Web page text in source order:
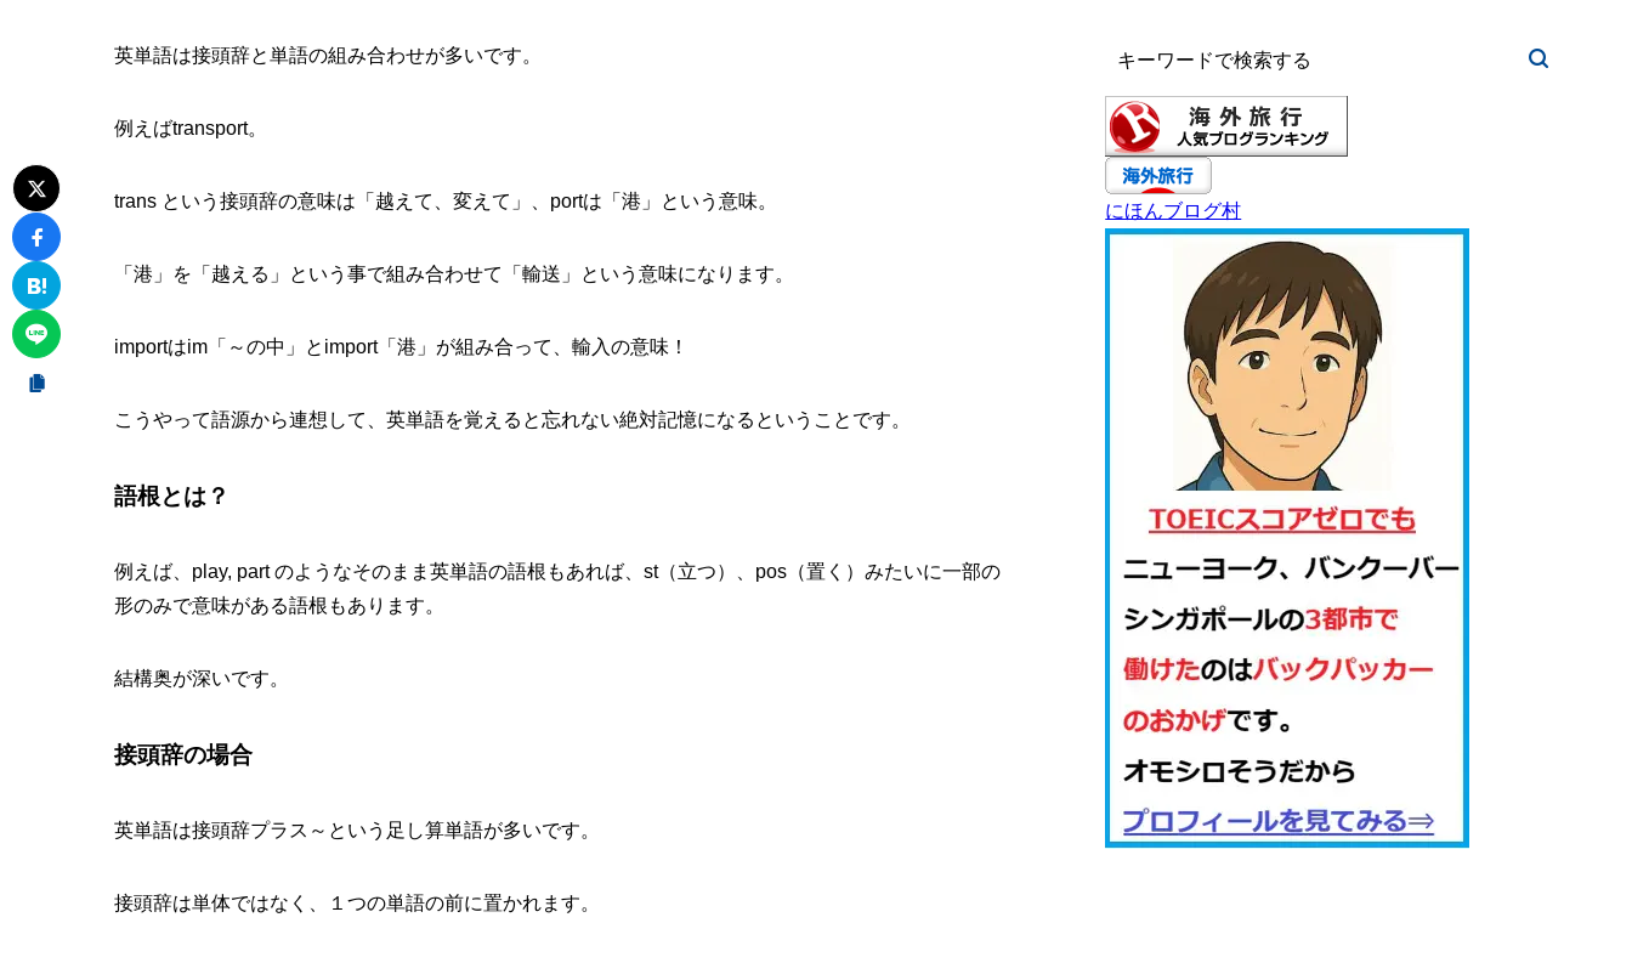
英単語は接頭辞と単語の組み合わせが多いです。
例えばtransport。
trans という接頭辞の意味は「越えて、変えて」、portは「港」という意味。
「港」を「越える」という事で組み合わせて「輸送」という意味になります。
importはim「～の中」とimport「港」が組み合って、輸入の意味！
こうやって語源から連想して、英単語を覚えると忘れない絶対記憶になるということです。
語根とは？
例えば、play, part のようなそのまま英単語の語根もあれば、st（立つ）、pos（置く）みたいに一部の
形のみで意味がある語根もあります。
結構奥が深いです。
接頭辞の場合
英単語は接頭辞プラス～という足し算単語が多いです。
接頭辞は単体ではなく、１つの単語の前に置かれます。
にほんブログ村